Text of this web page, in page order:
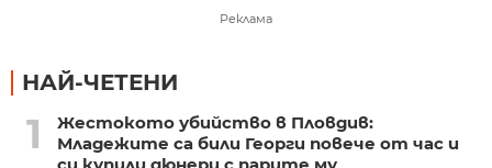
Реклама
НАЙ-ЧЕТЕНИ
1
Жестокото убийство в Пловдив:
Младежите са били Георги повече от час и